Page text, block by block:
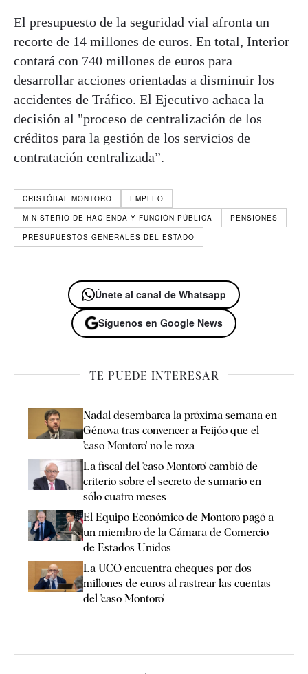
El presupuesto de la seguridad vial afronta un
recorte de 14 millones de euros. En total, Interior
contará con 740 millones de euros para
desarrollar acciones orientadas a disminuir los
accidentes de Tráfico. El Ejecutivo achaca la
decisión al "proceso de centralización de los
créditos para la gestión de los servicios de
contratación centralizada”.
CRISTÓBAL MONTORO
EMPLEO
MINISTERIO DE HACIENDA Y FUNCIÓN PÚBLICA
PENSIONES
PRESUPUESTOS GENERALES DEL ESTADO
Únete al canal de Whatsapp
Síguenos en Google News
TE PUEDE INTERESAR
Nadal desembarca la próxima semana en
Génova tras convencer a Feijóo que el
'caso Montoro' no le roza
La fiscal del 'caso Montoro' cambió de
criterio sobre el secreto de sumario en
sólo cuatro meses
El Equipo Económico de Montoro pagó a
un miembro de la Cámara de Comercio
de Estados Unidos
La UCO encuentra cheques por dos
millones de euros al rastrear las cuentas
del 'caso Montoro'